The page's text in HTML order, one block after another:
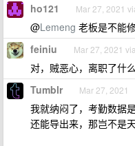
ho121 Mar 27, 2021
@Lemeng 老板是不能
feiniu Mar 27, 2021
对，贼恶心，离职了什
Tumblr Mar 27, 2021
我就纳闷了，考勤数据
还能导出来，那岂不是